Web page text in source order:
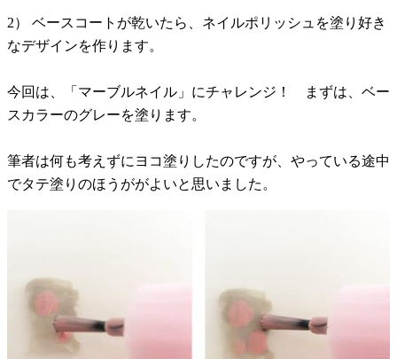
2） ベースコートが乾いたら、ネイルポリッシュを塗り好き
なデザインを作ります。
今回は、「マーブルネイル」にチャレンジ！ まずは、ベー
スカラーのグレーを塗ります。
筆者は何も考えずにヨコ塗りしたのですが、やっている途中
でタテ塗りのほうががよいと思いました。